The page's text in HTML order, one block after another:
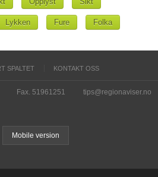
Lykken Fure Folka
SPALTET KONTAKT OSS
Fax. 51961251 tips@regionaviser.no
Mobile version